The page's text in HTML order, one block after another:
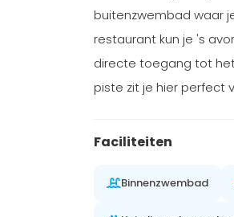
buitenzwembad waar
restaurant kun je 's
directe toegang tot het
piste zit je hier perfect
Faciliteiten
Binnenzwembad